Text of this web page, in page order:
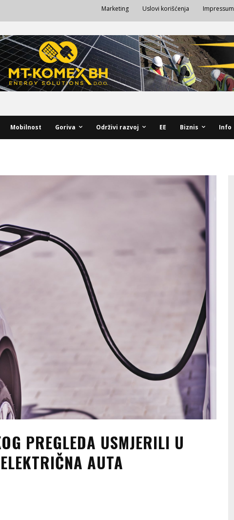
Marketing Uslovi korišćenja Impressum
Mobilnost Goriva Održivi razvoj EE Biznis Info
PREGLEDA USMJERILI U
AUTA